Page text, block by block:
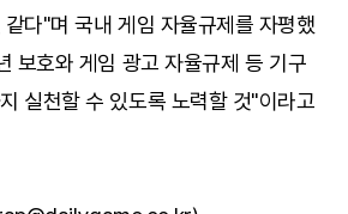
다"며 국내 게임 자율규제를 자평했
보호와 게임 광고 자율규제 등 기구
실천할 수 있도록 노력할 것"이라고